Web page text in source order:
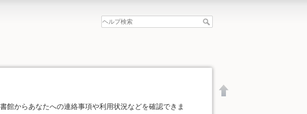
館からあなたへの連絡事項や利用状況などを確認できま